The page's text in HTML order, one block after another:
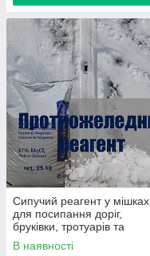
Сипучий реагент у мішках
для посипання доріг,
бруківки, тротуарів та
тереторій від ожеледиці.
В наявності